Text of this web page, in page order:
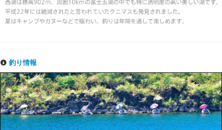
釣り情報